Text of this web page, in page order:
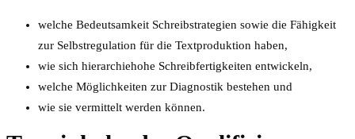
welche Bedeutsamkeit Schreibstrategien sowie die Fähigkeit
zur Selbstregulation für die Textproduktion haben,
wie sich hierarchiehohe Schreibfertigkeiten entwickeln,
welche Möglichkeiten zur Diagnostik bestehen und
wie sie vermittelt werden können.